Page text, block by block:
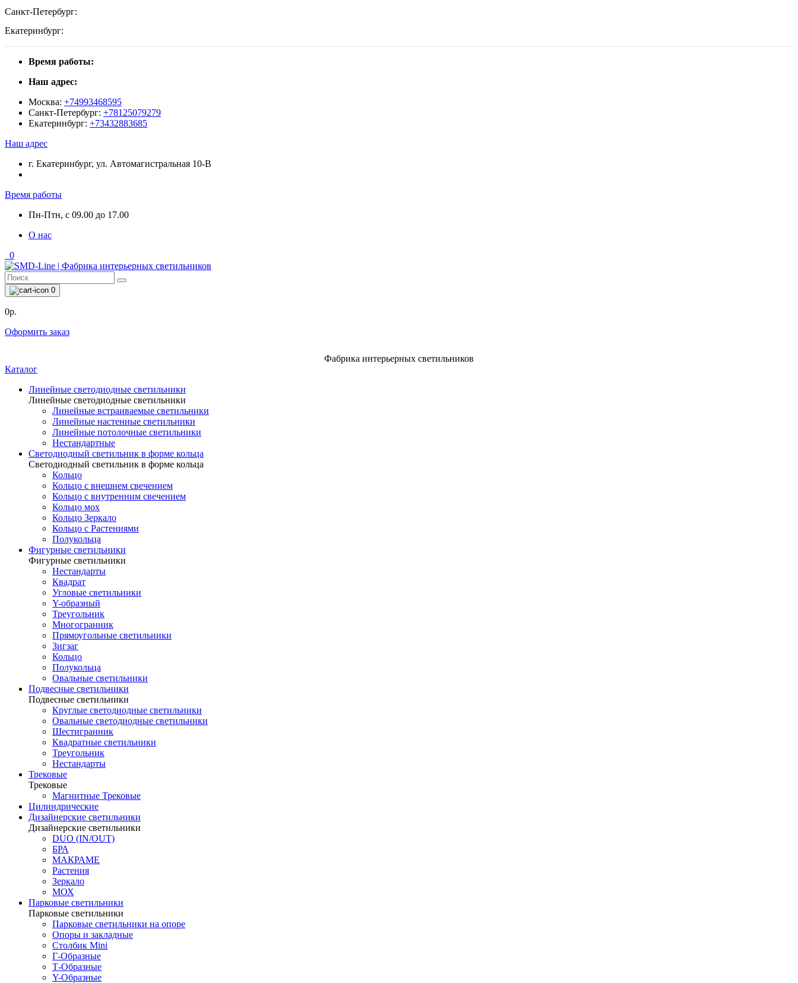
Санкт-Петербург:
Екатеринбург:
Время работы:
Наш адрес:
Москва: +74993468595
Санкт-Петербург: +78125079279
Екатеринбург: +73432883685
Наш адрес
г. Екатеринбург, ул. Автомагистральная 10-В
Время работы
Пн-Птн, с 09.00 до 17.00
О нас
0
0
0р.
Оформить заказ
Фабрика интерьерных светильников
Каталог
Линейные светодиодные светильники
Линейные светодиодные светильники
Линейные встраиваемые светильники
Линейные настенные светильники
Линейные потолочные светильники
Нестандартные
Светодиодный светильник в форме кольца
Светодиодный светильник в форме кольца
Кольцо
Кольцо с внешнем свечением
Кольцо с внутренним свечением
Кольцо мох
Кольцо Зеркало
Кольцо с Растениями
Полукольца
Фигурные светильники
Фигурные светильники
Нестандарты
Квадрат
Угловые светильники
Y-образный
Треугольник
Многогранник
Прямоугольные светильники
Зигзаг
Кольцо
Полукольца
Овальные светильники
Подвесные светильники
Подвесные светильники
Круглые светодиодные светильники
Овальные светодиодные светильники
Шестигранник
Квадратные светильники
Треугольник
Нестандарты
Трековые
Трековые
Магнитные Трековые
Цилиндрические
Дизайнерские светильники
Дизайнерские светильники
DUO (IN/OUT)
БРА
МАКРАМЕ
Растения
Зеркало
МОХ
Парковые светильники
Парковые светильники
Парковые светильники на опоре
Опоры и закладные
Столбик Mini
Г-Образные
Т-Образные
Y-Образные